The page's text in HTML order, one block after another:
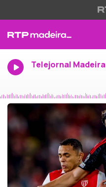
Telejornal Madeira